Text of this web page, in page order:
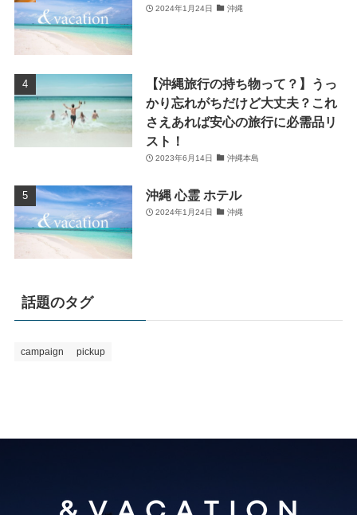
2024年1月24日 沖縄
【沖縄旅行の持ち物って？】うっ
かり忘れがちだけど大丈夫？これ
さえあれば安心の旅行に必需品リ
スト！
2023年6月14日 沖縄本島
沖縄 心霊 ホテル
2024年1月24日 沖縄
話題のタグ
campaign pickup